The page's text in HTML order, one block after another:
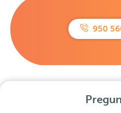
950